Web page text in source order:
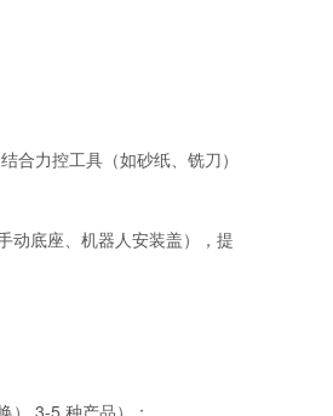
合力控工具（如砂纸、铣刀）
动底座、机器人安装盖），提
） 3-5 种产品）；